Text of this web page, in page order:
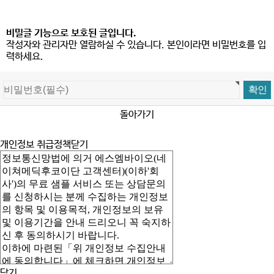
비밀글 기능으로 보호된 글입니다.
작성자와 관리자만 열람하실 수 있습니다. 본인이라면 비밀번호를 입
력하세요.
돌아가기
개인정보 취급정책닫기